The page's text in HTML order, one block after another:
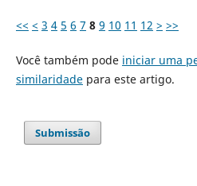
<< < 3 4 5 6 7 8 9 10 11 12 > >>
Você também pode iniciar uma
similaridadepara este artigo.
Submissão